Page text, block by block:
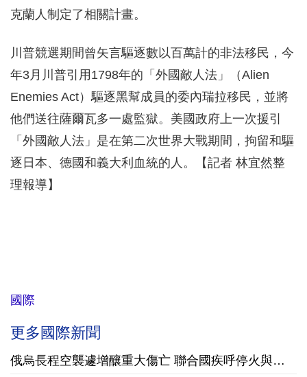
克蘭人制定了相關計畫。
川普競選期間曾矢言驅逐數以百萬計的非法移民，今
年3月川普引用1798年的「外國敵人法」（Alien
Enemies Act）驅逐黑幫成員的委內瑞拉移民，並將
他們送往薩爾瓦多一處監獄。美國政府上一次援引
「外國敵人法」是在第二次世界大戰期間，拘留和驅
逐日本、德國和義大利血統的人。【記者 林宜然整
理報導】
國際
更多國際新聞
俄烏長程空襲遽增釀重大傷亡 聯合國疾呼停火與國際急馳援